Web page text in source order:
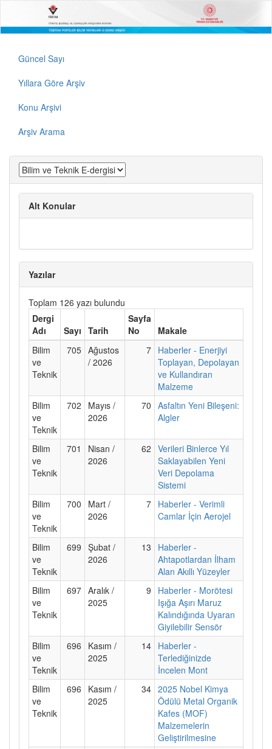
Güncel Sayı
Yıllara Göre Arşiv
Konu Arşivi
Arşiv Arama
Alt Konular
Yazılar
Toplam 126 yazı bulundu
Dergi
Adı
Sayı Tarih
Sayfa
No
Makale
Bilim
ve
Teknik
705 Ağustos
/ 2026
7 Haberler - Enerjiyi
Toplayan, Depolayan
ve Kullandıran
Malzeme
Bilim
ve
Teknik
702
Mayıs /
2026
70 Asfaltın Yeni Bileşeni:
Algler
Bilim
ve
Teknik
701
Nisan /
2026
62 Verileri Binlerce Yıl
Saklayabilen Yeni
Veri Depolama
Sistemi
Bilim
ve
Teknik
700
Mart /
2026
7 Haberler - Verimli
Camlar İçin Aerojel
Bilim
ve
Teknik
699 Şubat /
2026
13
Haberler -
Ahtapotlardan İlham
Alan Akıllı Yüzeyler
Bilim
ve
Teknik
697 Aralık /
2025
9
Haberler - Morötesi
Işığa Aşırı Maruz
Kalındığında Uyaran
Giyilebilir Sensör
Bilim
ve
Teknik
696
Kasım /
2025
14 Haberler -
Terlediğinizde
İncelen Mont
Bilim
ve
Teknik
696
Kasım /
2025
34 2025 Nobel Kimya
Ödülü Metal Organik
Kafes (MOF)
Malzemelerin
Geliştirilmesine